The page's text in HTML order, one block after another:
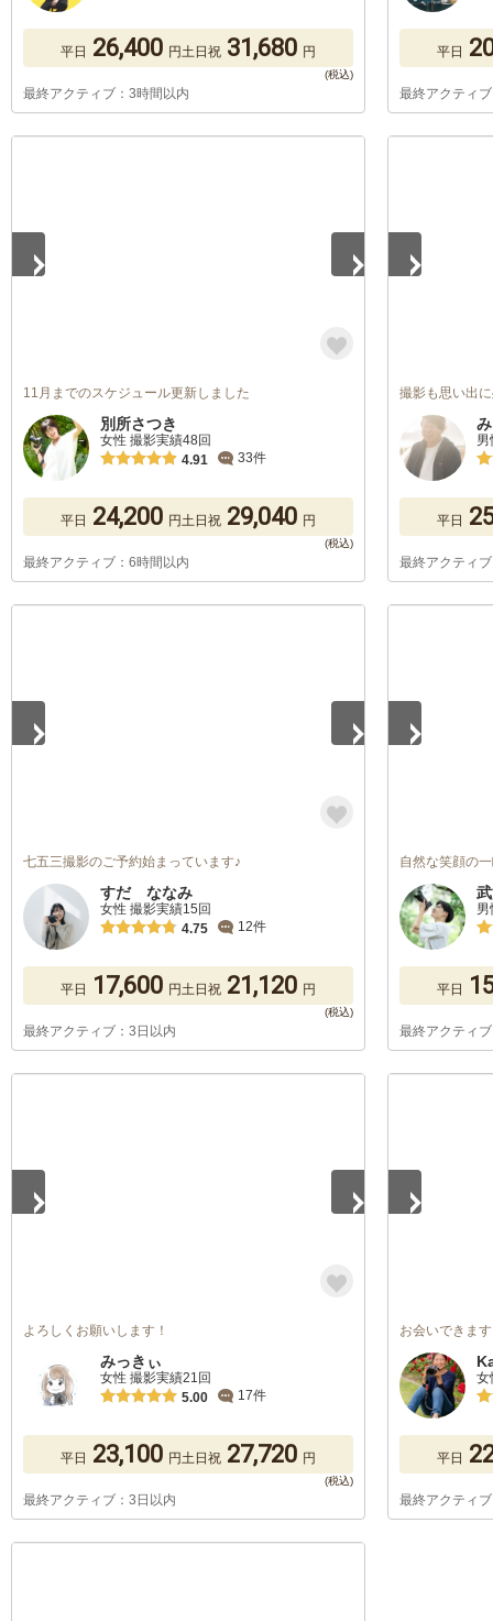
平日 26,400 円土日祝 31,680 円
最終アクティブ：3時間以内
平日
最終アクティ
11月までのスケジュール更新しました
別所さつき
女性 撮影実績48回
4.91
33件
平日 24,200 円土日祝 29,040 円
最終アクティブ：6時間以内
撮影も思い出
平日
最終アクティ
七五三撮影のご予約始まっています♪
すだ ななみ
女性 撮影実績15回
4.75
12件
平日 17,600 円土日祝 21,120 円
最終アクティブ：3日以内
自然な笑顔の
男
平日
最終アクティ
よろしくお願いします！
みっきぃ
女性 撮影実績21回
5.00
17件
平日 23,100 円土日祝 27,720 円
最終アクティブ：3日以内
お会いできま
女
平日
最終アクティ